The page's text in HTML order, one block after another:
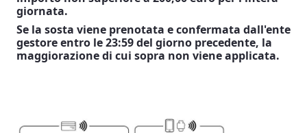
giornata.
Se la sosta viene prenotata e confermata dall'ente
gestore entro le 23:59 del giorno precedente, la
maggiorazione di cui sopra non viene applicata.